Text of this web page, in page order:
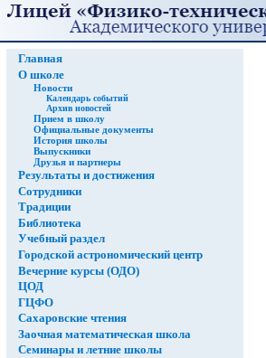
Главная
О школе
Новости
Календарь событий
Архив новостей
Прием в школу
Официальные документы
История школы
Выпускники
Друзья и партнеры
Результаты и достижения
Сотрудники
Традиции
Библиотека
Учебный раздел
Городской астрономический центр
Вечерние курсы (ОДО)
ЦОД
ГЦФО
Сахаровские чтения
Заочная математическая школа
Семинары и летние школы